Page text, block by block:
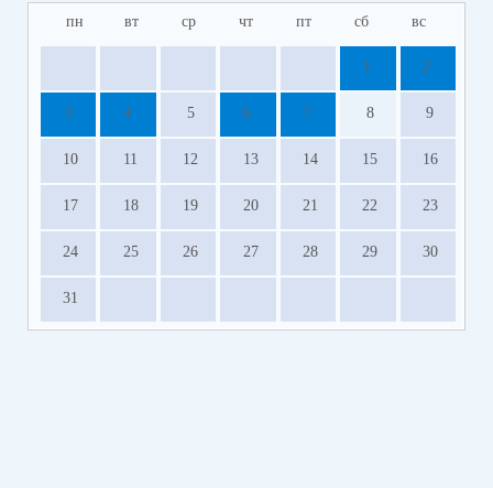
пн вт ср чт пт сб вс
1 2
3 4 5 6 7 8 9
10 11 12 13 14 15 16
17 18 19 20 21 22 23
24 25 26 27 28 29 30
31